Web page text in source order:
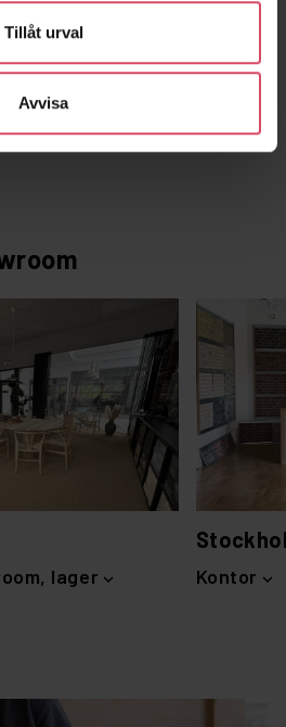
Tillåt urval
Avvisa
expand_more
lager Kontor